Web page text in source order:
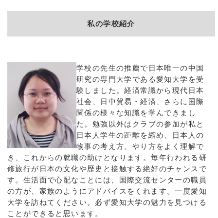
私の学校紹介
学校の先生の推薦で日本唯一の中国
研究の専門大学である愛知大学を受
験しました。経済常識から現代日本
社会、日中貿易・経済、さらに国際
関係の様々な知識を学んできまし
た。勉強以外はクラブの参加が私と
日本人学生の距離を縮め、日本人の
物事の考え方、やり方をよく理解で
き、これからの就職の助けとなります。毎年行われる研
修旅行が日本の文化や歴史と接触する絶好のチャンスで
す。生活面で心配なことには、国際交流センターの職員
の方が、家族のようにアドバイスをくれます。一度愛知
大学を訪ねてください。必ず愛知大学の魅力を見つける
ことができると思います。